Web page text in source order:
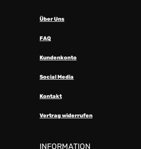
Über Uns
FAQ
Kundenkonto
Social Media
Kontakt
Vertrag widerrufen
INFORMATION